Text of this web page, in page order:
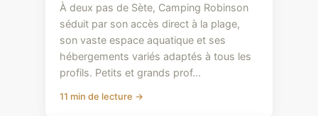
À deux pas de Sète, Camping Robinson
séduit par son accès direct à la plage,
son vaste espace aquatique et ses
hébergements variés adaptés à tous les
profils. Petits et grands prof...
11 min de lecture →